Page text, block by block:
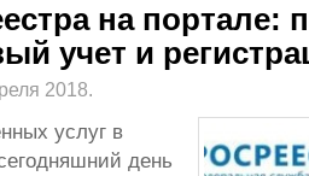
на портале:
учет и
2018.
услуг в
день